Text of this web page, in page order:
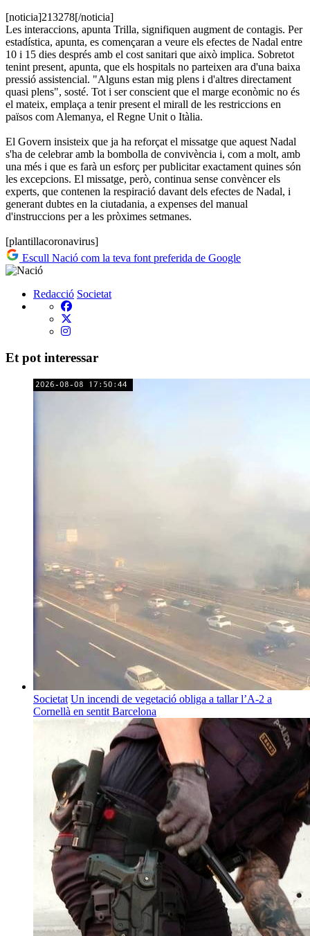
[noticia]213278[/noticia]
Les interaccions, apunta Trilla, signifiquen augment de contagis. Per
estadística, apunta, es començaran a veure els efectes de Nadal entre
10 i 15 dies després amb el cost sanitari que això implica. Sobretot
tenint present, apunta, que els hospitals no parteixen ara d'una baixa
pressió assistencial. "Alguns estan mig plens i d'altres directament
quasi plens", sosté. Tot i ser conscient que el marge econòmic no és
el mateix, emplaça a tenir present el mirall de les restriccions en
països com Alemanya, el Regne Unit o Itàlia.
El Govern insisteix que ja ha reforçat el missatge que aquest Nadal
s'ha de celebrar amb la bombolla de convivència i, com a molt, amb
una més i que es farà un esforç per publicitar exactament quines són
les excepcions. El missatge, però, continua sense convèncer els
experts, que contenen la respiració davant dels efectes de Nadal, i
generant dubtes en la ciutadania, a expenses del manual
d'instruccions per a les pròximes setmanes.
[plantillacoronavirus]
Escull Nació com la teva font preferida de Google
Redacció Societat
Et pot interessar
Societat Un incendi de vegetació obliga a tallar l’A-2 a
Cornellà en sentit Barcelona